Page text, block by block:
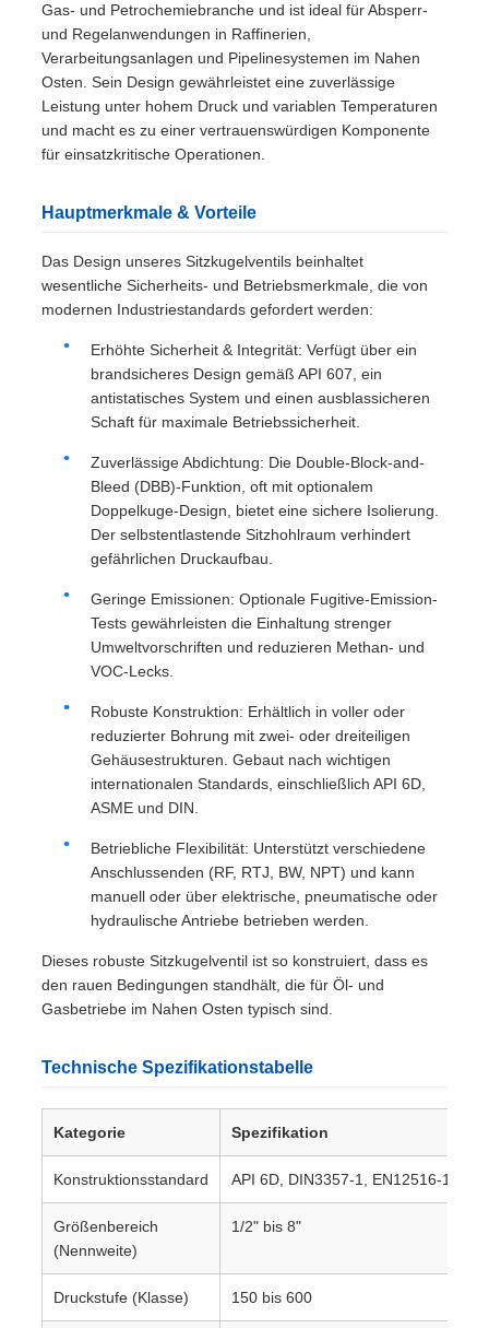
Gas- und Petrochemiebranche und ist ideal für Absperr-
und Regelanwendungen in Raffinerien,
Verarbeitungsanlagen und Pipelinesystemen im Nahen
Osten. Sein Design gewährleistet eine zuverlässige
Leistung unter hohem Druck und variablen Temperaturen
und macht es zu einer vertrauenswürdigen Komponente
für einsatzkritische Operationen.
Hauptmerkmale & Vorteile
Das Design unseres Sitzkugelventils beinhaltet
wesentliche Sicherheits- und Betriebsmerkmale, die von
modernen Industriestandards gefordert werden:
Erhöhte Sicherheit & Integrität: Verfügt über ein
brandsicheres Design gemäß API 607, ein
antistatisches System und einen ausblassicheren
Schaft für maximale Betriebssicherheit.
Zuverlässige Abdichtung: Die Double-Block-and-
Bleed (DBB)-Funktion, oft mit optionalem
Doppelkuge-Design, bietet eine sichere Isolierung.
Der selbstentlastende Sitzhohlraum verhindert
gefährlichen Druckaufbau.
Geringe Emissionen: Optionale Fugitive-Emission-
Tests gewährleisten die Einhaltung strenger
Umweltvorschriften und reduzieren Methan- und
VOC-Lecks.
Robuste Konstruktion: Erhältlich in voller oder
reduzierter Bohrung mit zwei- oder dreiteiligen
Gehäusestrukturen. Gebaut nach wichtigen
internationalen Standards, einschließlich API 6D,
ASME und DIN.
Betriebliche Flexibilität: Unterstützt verschiedene
Anschlussenden (RF, RTJ, BW, NPT) und kann
manuell oder über elektrische, pneumatische oder
hydraulische Antriebe betrieben werden.
Dieses robuste Sitzkugelventil ist so konstruiert, dass es
den rauen Bedingungen standhält, die für Öl- und
Gasbetriebe im Nahen Osten typisch sind.
Technische Spezifikationstabelle
Kategorie Spezifikation
Konstruktionsstandard API 6D, DIN3357-1, EN12516-1
Größenbereich
(Nennweite)
1/2" bis 8"
Druckstufe (Klasse) 150 bis 600